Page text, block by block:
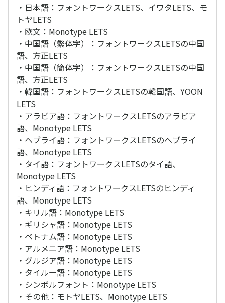
・日本語：フォントワークスLETS、イワタLETS、モ
トヤLETS
・欧文：Monotype LETS
・中国語（繁体字）：フォントワークスLETSの中国
語、方正LETS
・中国語（簡体字）：フォントワークスLETSの中国
語、方正LETS
・韓国語：フォントワークスLETSの韓国語、YOON
LETS
・アラビア語：フォントワークスLETSのアラビア
語、Monotype LETS
・ヘブライ語：フォントワークスLETSのヘブライ
語、Monotype LETS
・タイ語：フォントワークスLETSのタイ語、
Monotype LETS
・ヒンディ語：フォントワークスLETSのヒンディ
語、Monotype LETS
・キリル語：Monotype LETS
・ギリシャ語：Monotype LETS
・ベトナム語：Monotype LETS
・アルメニア語：Monotype LETS
・グルジア語：Monotype LETS
・タイルー語：Monotype LETS
・シンボルフォント：Monotype LETS
・その他：モトヤLETS、Monotype LETS